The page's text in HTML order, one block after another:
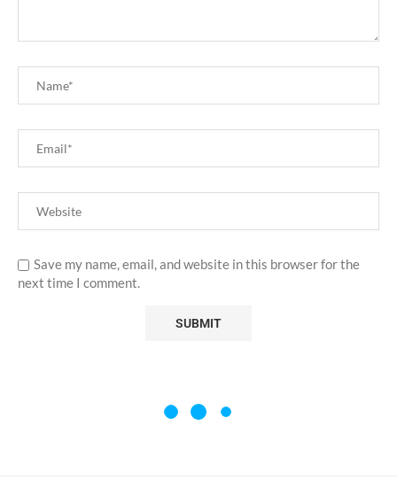
Save my name, email, and website in this browser for the
next time I comment.